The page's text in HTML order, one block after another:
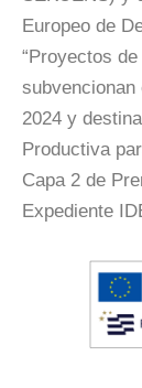
Europeo de
“Proyectos
subvencionan
2024 y
Productiva
Capa 2 de
Expediente